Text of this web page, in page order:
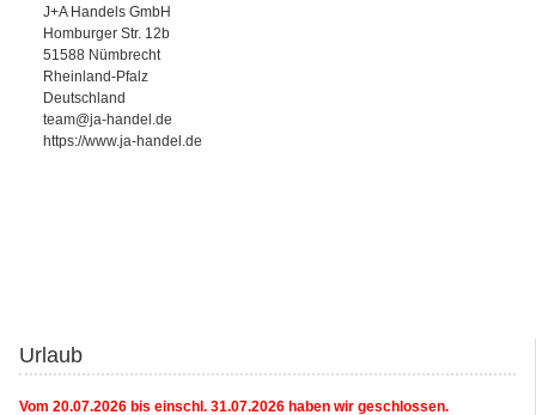
J+A Handels GmbH
Homburger Str. 12b
51588 Nümbrecht
Rheinland-Pfalz
Deutschland
team@ja-handel.de
https://www.ja-handel.de
Urlaub
Vom 20.07.2026 bis einschl. 31.07.2026 haben wir geschlossen.